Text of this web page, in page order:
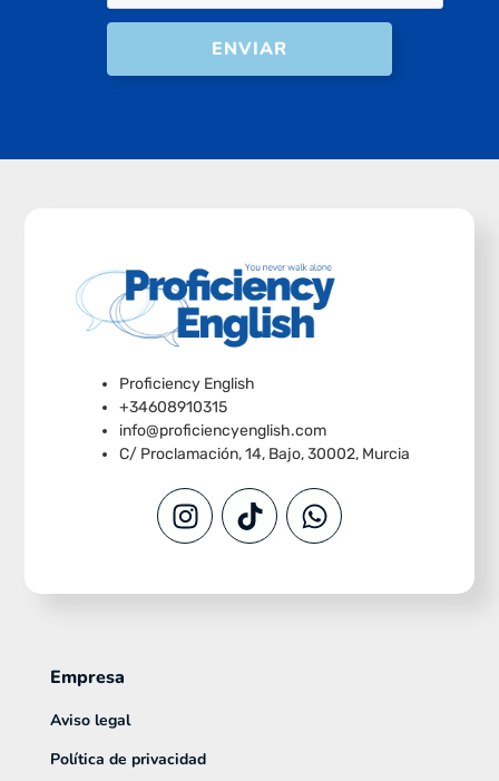
ENVIAR
Proficiency English
+34608910315
info@proficiencyenglish.com
C/ Proclamación, 14, Bajo, 30002, Murcia
Empresa
Aviso legal
Política de privacidad